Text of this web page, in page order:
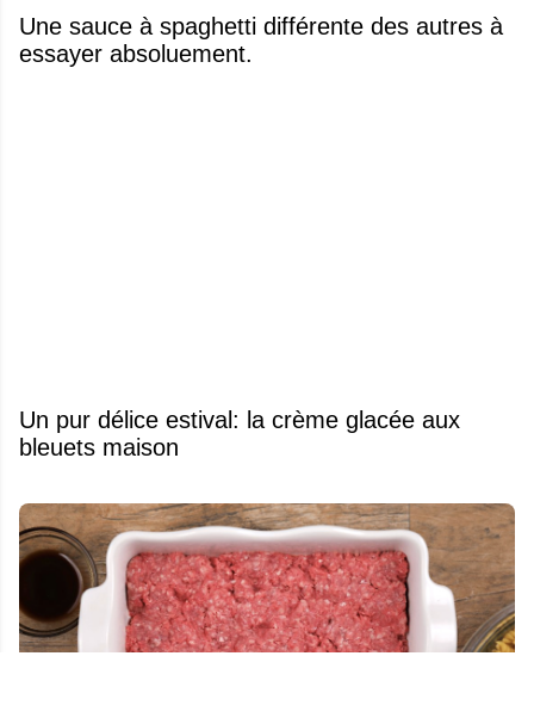
Une sauce à spaghetti différente des autres à
essayer absoluement.
Un pur délice estival: la crème glacée aux
bleuets maison